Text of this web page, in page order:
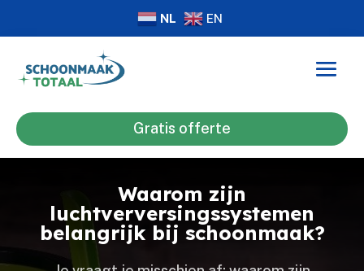
NL EN
Gratis offerte
Waarom zijn
luchtverversingssystemen
belangrijk bij schoonmaak?